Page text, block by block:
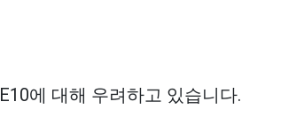
E10에 대해 우려하고 있습니다.